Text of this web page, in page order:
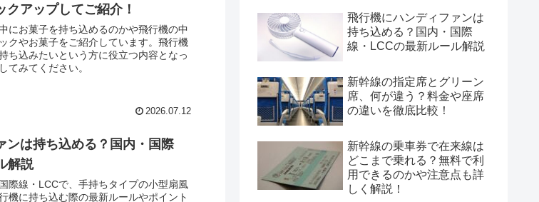
アップしてご紹介！
にお菓子を持ち込めるのかや飛行機の中
クやお菓子をご紹介しています。飛行機
ち込みたいという方に役立つ内容となっ
てみてください。
2026.07.12
ンは持ち込める？国内・国際
解説
際線・LCCで、手持ちタイプの小型扇風
機に持ち込む際の最新ルールやポイント
飛行機にハンディファンは
持ち込める？国内・国際
線・LCCの最新ルール解説
新幹線の指定席とグリーン
席、何が違う？料金や座席
の違いを徹底比較！
新幹線の乗車券で在来線は
どこまで乗れる？無料で利
用できるのかや注意点も詳
しく解説！